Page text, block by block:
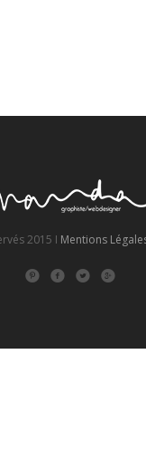
2015 I Mentions